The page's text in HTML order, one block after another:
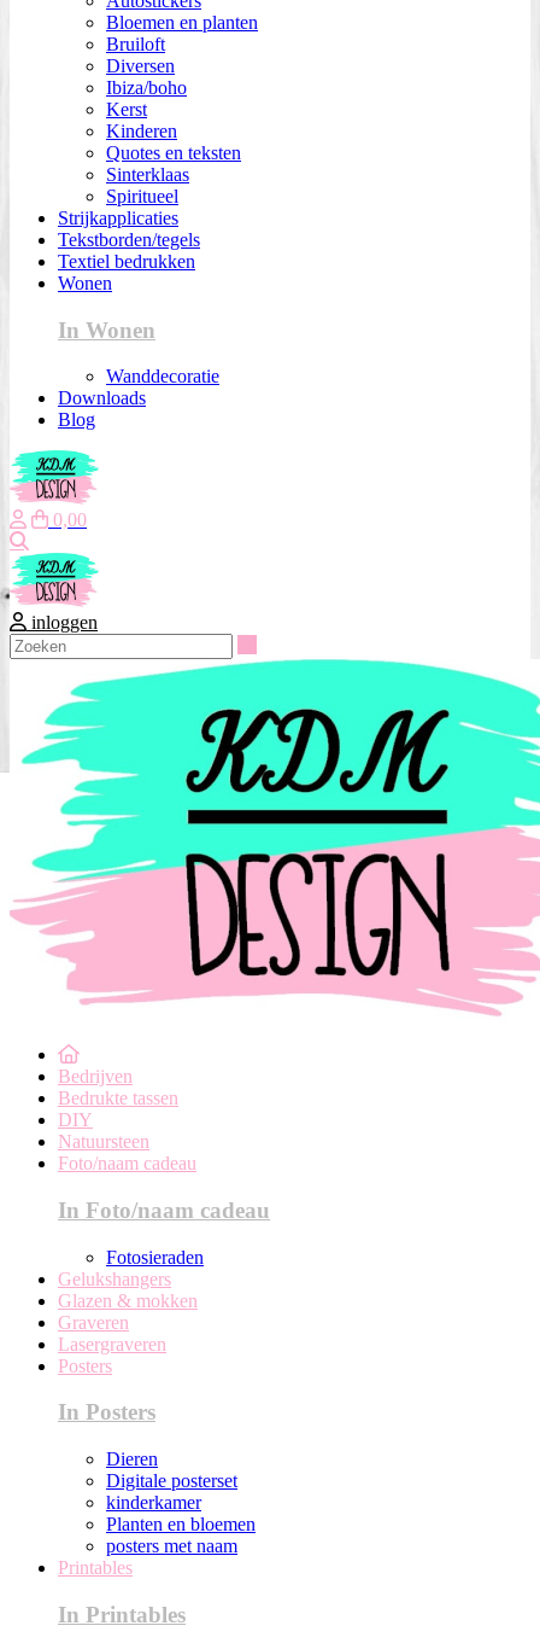
Bloemen en planten
Bruiloft
Diversen
Ibiza/boho
Kerst
Kinderen
Quotes en teksten
Sinterklaas
Spiritueel
Strijkapplicaties
Tekstborden/tegels
Textiel bedrukken
Wonen
In Wonen
Wanddecoratie
Downloads
Blog
0,00
inloggen
Bedrijven
Bedrukte tassen
DIY
Natuursteen
Foto/naam cadeau
In Foto/naam cadeau
Fotosieraden
Gelukshangers
Glazen & mokken
Graveren
Lasergraveren
Posters
In Posters
Dieren
Digitale posterset
kinderkamer
Planten en bloemen
posters met naam
Printables
In Printables